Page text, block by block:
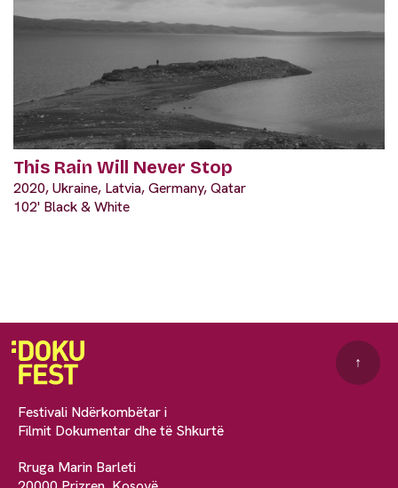
This Rain Will Never Stop
2020, Ukraine, Latvia, Germany, Qatar
102' Black & White
Festivali Ndërkombëtar i
Filmit Dokumentar dhe të Shkurtë
Rruga Marin Barleti
↑